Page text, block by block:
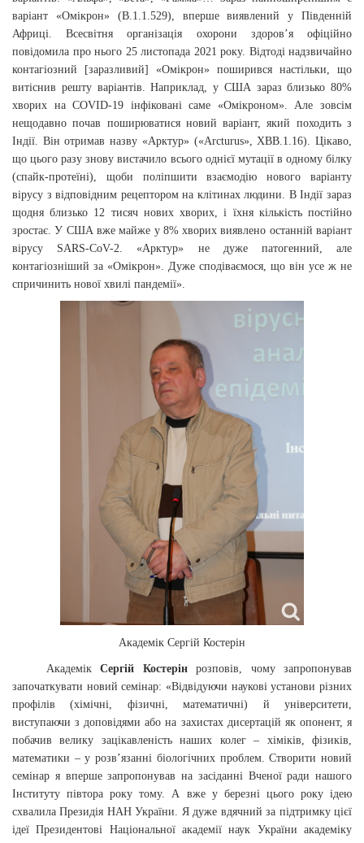
варіант «Омікрон» (B.1.1.529), вперше виявлений у Південній
Африці. Всесвітня організація охорони здоров’я офіційно
повідомила про нього 25 листопада 2021 року. Відтоді надзвичайно
контагіозний [заразливий] «Омікрон» поширився настільки, що
витіснив решту варіантів. Наприклад, у США зараз близько 80%
хворих на COVID-19 інфіковані саме «Омікроном». Але зовсім
нещодавно почав поширюватися новий варіант, який походить з
Індії. Він отримав назву «Арктур» («Arcturus», XBB.1.16). Цікаво,
що цього разу знову вистачило всього однієї мутації в одному білку
(спайк-протеїні), щоби поліпшити взаємодію нового варіанту
вірусу з відповідним рецептором на клітинах людини. В Індії зараз
щодня близько 12 тисяч нових хворих, і їхня кількість постійно
зростає. У США вже майже у 8% хворих виявлено останній варіант
вірусу SARS-CoV-2. «Арктур» не дуже патогенний, але
контагіозніший за «Омікрон». Дуже сподіваємося, що він усе ж не
спричинить нової хвилі пандемії».
Академік Сергій Костерін
АкадемікСергій Костерінрозповів, чому запропонував
започаткувати новий семінар: «Відвідуючи наукові установи різних
профілів (хімічні, фізичні, математичні) й університети,
виступаючи з доповідями або на захистах дисертацій як опонент, я
побачив велику зацікавленість наших колег – хіміків, фізиків,
математики – у розв’язанні біологічних проблем. Створити новий
семінар я вперше запропонував на засіданні Вченої ради нашого
Інституту півтора року тому. А вже у березні цього року ідею
схвалила Президія НАН України. Я дуже вдячний за підтримку цієї
ідеї Президентові Національної академії наук України академіку